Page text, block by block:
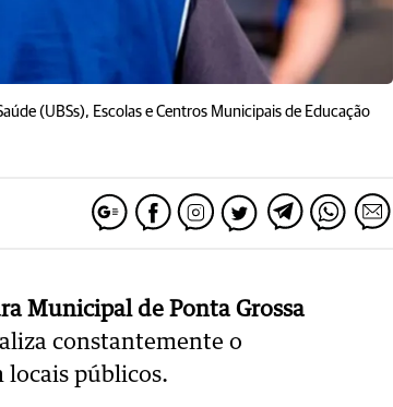
(UBSs), Escolas e Centros Municipais de Educação
Municipal de Ponta Grossa
constantemente o
públicos.